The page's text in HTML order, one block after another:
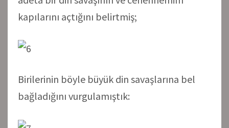
kapılarını açtığını belirtmiş;
Birilerinin böyle büyük din savaşlarına bel
bağladığını vurgulamıştık: